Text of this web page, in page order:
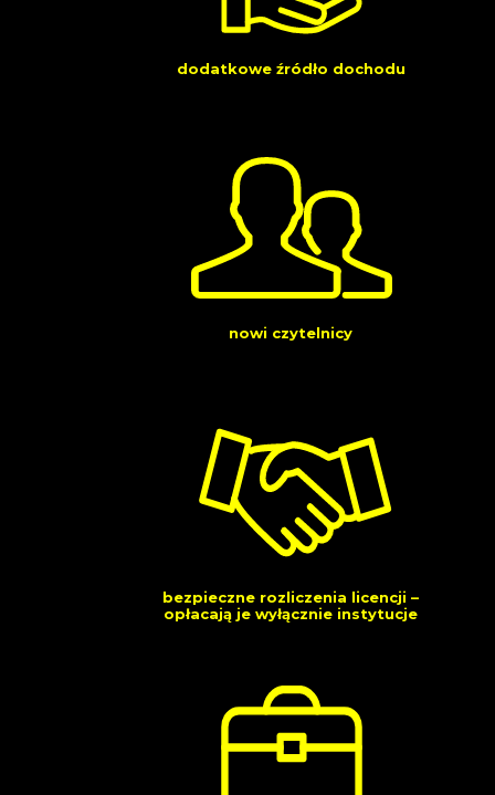
dodatkowe źródło dochodu
nowi czytelnicy
bezpieczne rozliczenia licencji –
opłacają je wyłącznie instytucje